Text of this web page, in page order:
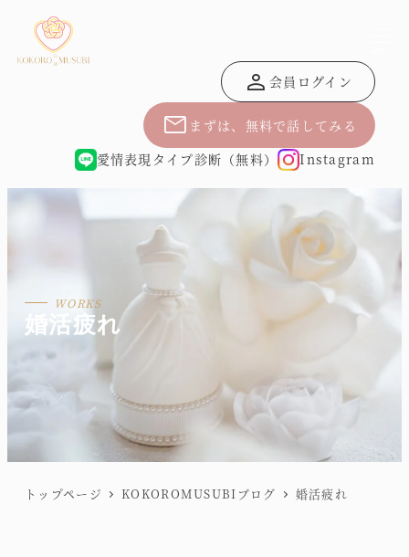
person 会員ログイン
mail まずは、無料で話してみる
愛情表現タイプ診断（無料）
Instagram
婚活疲れ
トップページ KOKOROMUSUBIブログ 婚活疲れ